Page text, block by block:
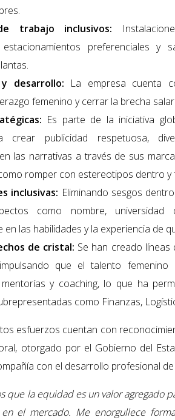
trabajo inclusivos:
estacionamientos preferenciales y
desarrollo: La empresa cuenta
femenino y cerrar la brecha
Es parte de la iniciativa
crear publicidad respetuosa,
las narrativas a través de sus
romper con estereotipos dentro y
inclusivas: Eliminando sesgos
como nombre,
en las habilidades y la experiencia de
de cristal: Se han creado
que el talento femenino
mentorías y coaching, lo que ha
como Finanzas,
esfuerzos cuentan con
otorgado por el Gobierno del
con el desarrollo profesional de
que la equidad es un valor agregado
en el mercado. Me enorgullece